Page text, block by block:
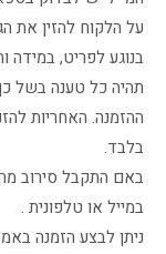
על הלקוח להזין את
בנוגע לפריט,
תהיה כל טענה בשל
ההזמנה. האחריות
בלבד.
באם התקבל סירוב
במייל או טלפונית .
ניתן לבצע הזמנה